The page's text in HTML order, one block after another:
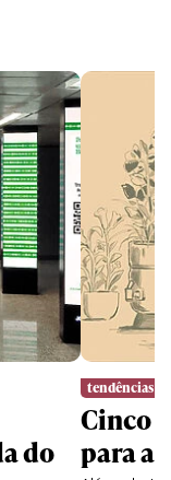
do
tendências
Cinco
para a